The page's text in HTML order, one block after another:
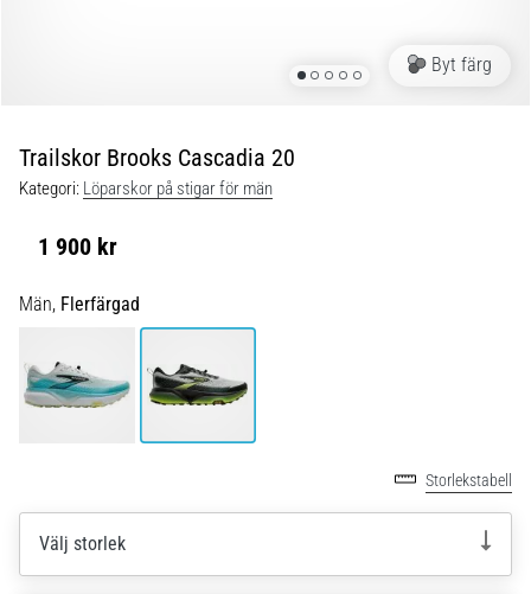
drabbar
alla
löpare
i
oavsett
om
du
proffs.
Vilka
är
Byt färg
Trailskor Brooks Cascadia 20
Kategori: Löparskor på stigar för män
1 900 kr
Män, Flerfärgad
Storlekstabell
Välj storlek